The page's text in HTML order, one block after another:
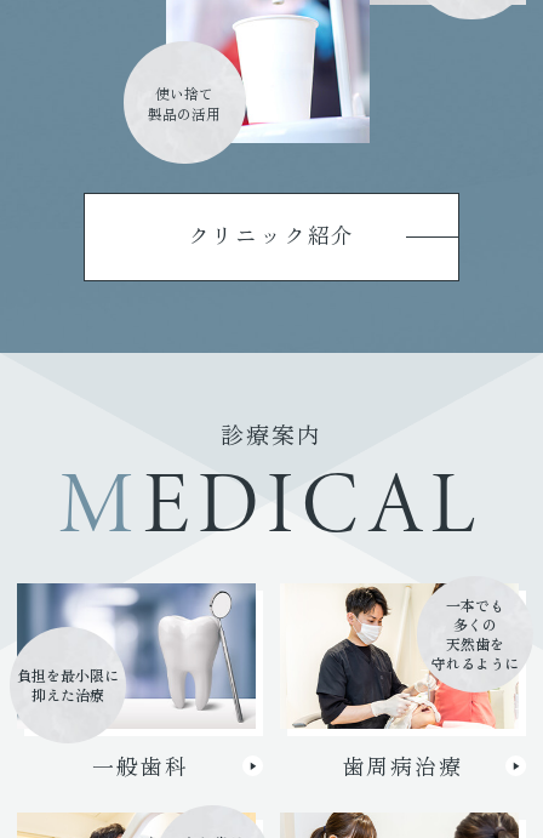
使い捨て
製品の活用
クリニック紹介
診療案内
MEDICAL
負担を最小限に
抑えた治療
一般歯科
一本でも
多くの
天然歯を
守れるように
歯周病治療